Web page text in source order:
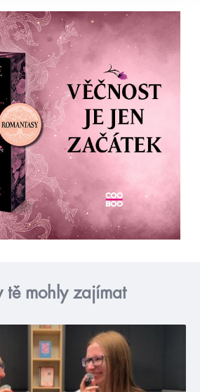
tě mohly zajímat